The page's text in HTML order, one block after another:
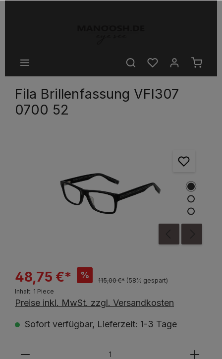
Fila Brillenfassung VFI307
0700 52
48,75 €* %
115,00 €* (58% gespart)
Inhalt: 1 Piece
Preise inkl. MwSt. zzgl. Versandkosten
Sofort verfügbar, Lieferzeit: 1-3 Tage